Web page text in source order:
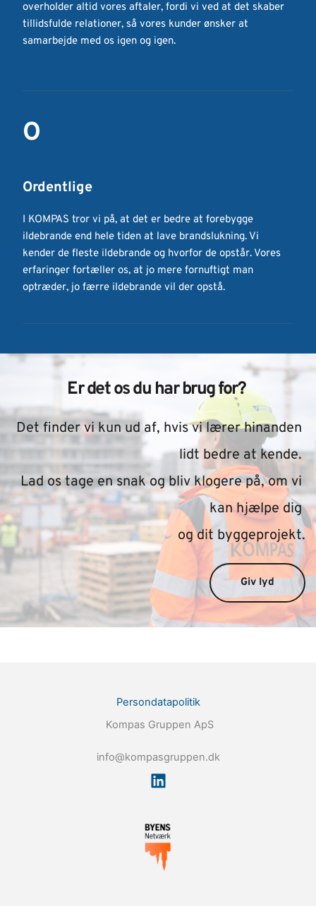
overholder altid vores aftaler, fordi vi ved at det skaber
tillidsfulde relationer, så vores kunder ønsker at
samarbejde med os igen og igen.
O
Ordentlige
I KOMPAS tror vi på, at det er bedre at forebygge
ildebrande end hele tiden at lave brandslukning. Vi
kender de fleste ildebrande og hvorfor de opstår. Vores
erfaringer fortæller os, at jo mere fornuftigt man
optræder, jo færre ildebrande vil der opstå.
Er det os du har brug for?
Det finder vi kun ud af, hvis vi lærer hinanden
lidt bedre at kende.
Lad os tage en snak og bliv klogere på, om vi
kan hjælpe dig
og dit byggeprojekt.
Giv lyd
Persondatapolitik
Kompas Gruppen ApS
info@kompasgruppen.dk